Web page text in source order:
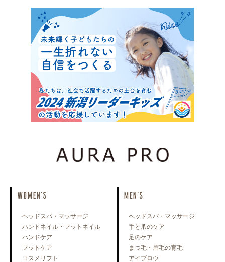
WOMEN'S
ヘッドスパ・マッサージ
ハンドネイル・フットネイル
ハンドケア
フットケア
コスメリフト
MEN'S
ヘッドスパ・マッサージ
手と爪のケア
足のケア
まつ毛・眉毛の育毛
アイブロウ